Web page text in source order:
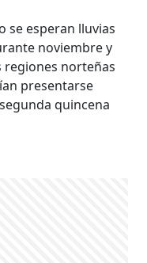
se esperan lluvias
noviembre y
regiones norteñas
presentarse
quincena